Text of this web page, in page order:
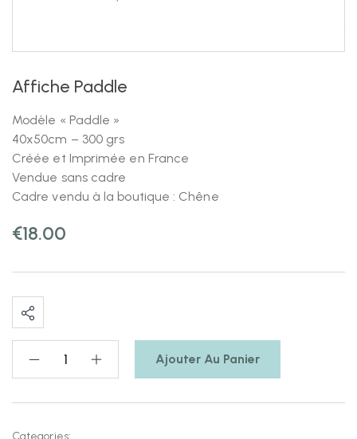
Affiche Paddle
Modèle « Paddle »
40x50cm – 300 grs
Créée et Imprimée en France
Vendue sans cadre
Cadre vendu à la boutique : Chêne
€18.00
Ajouter Au Panier
Categories: